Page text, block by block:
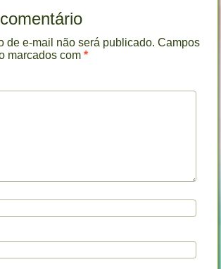
de e-mail não será publicado. Campos
marcados com*